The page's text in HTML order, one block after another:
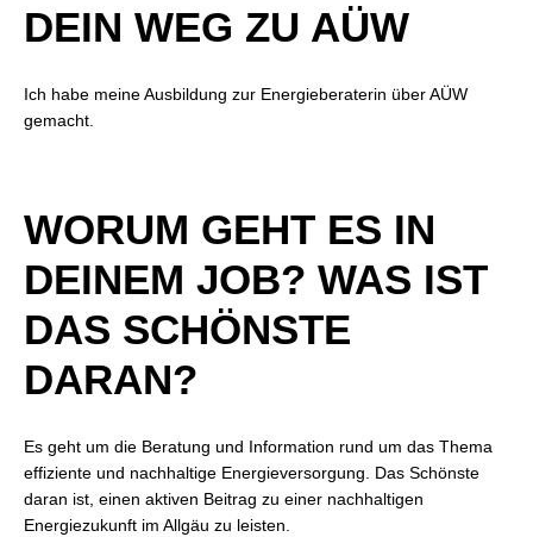
DEIN WEG ZU AÜW
Ich habe meine Ausbildung zur Energieberaterin über AÜW
gemacht.
WORUM GEHT ES IN
DEINEM JOB? WAS IST
DAS SCHÖNSTE
DARAN?
Es geht um die Beratung und Information rund um das Thema
effiziente und nachhaltige Energieversorgung. Das Schönste
daran ist, einen aktiven Beitrag zu einer nachhaltigen
Energiezukunft im Allgäu zu leisten.